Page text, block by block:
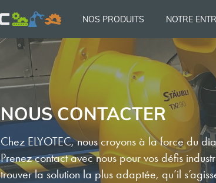
NOS PRODUITS NOTRE
NOUS CONTACTER
Chez ELYOTEC, nous croyons à la force du
Prenez contact avec nous pour vos défis
trouver la solution la plus adaptée, qu’il